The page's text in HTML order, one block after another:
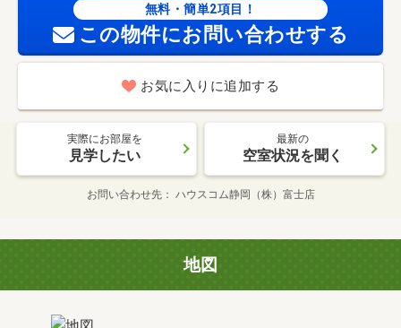
無料・簡単2項目！
この物件にお問い合わせする
お気に入りに追加する
実際にお部屋を
見学したい
最新の
空室状況を聞く
お問い合わせ先 ハウスコム静岡（株）富士店
地図